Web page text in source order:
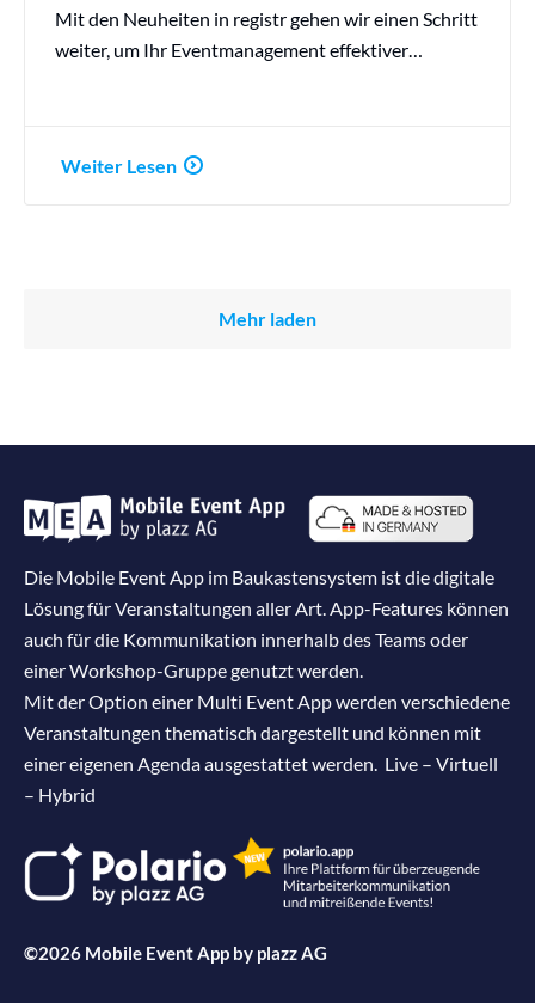
Mit den Neuheiten in registr gehen wir einen Schritt
weiter, um Ihr Eventmanagement effektiver…
Weiter Lesen
Mehr laden
Die Mobile Event App im Baukastensystem ist die digitale
Lösung für Veranstaltungen aller Art. App-Features können
auch für die Kommunikation innerhalb des Teams oder
einer Workshop-Gruppe genutzt werden.
Mit der Option einer Multi Event App werden verschiedene
Veranstaltungen thematisch dargestellt und können mit
einer eigenen Agenda ausgestattet werden. Live – Virtuell
– Hybrid
©2026 Mobile Event App by plazz AG